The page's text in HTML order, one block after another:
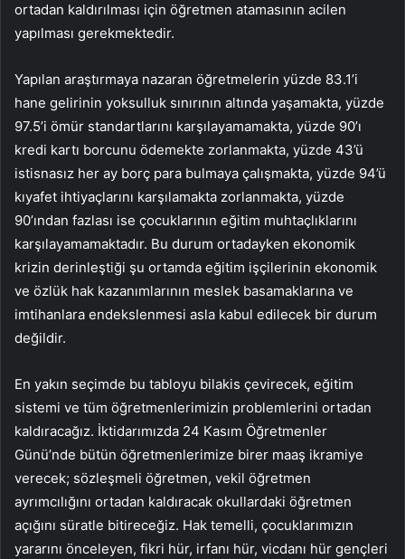
ortadan kaldırılması için öğretmen atamasının acilen
yapılması gerekmektedir.
Yapılan araştırmaya nazaran öğretmelerin yüzde 83.1’i
hane gelirinin yoksulluk sınırının altında yaşamakta, yüzde
97.5’i ömür standartlarını karşılayamamakta, yüzde 90’ı
kredi kartı borcunu ödemekte zorlanmakta, yüzde 43’ü
istisnasız her ay borç para bulmaya çalışmakta, yüzde 94’ü
kıyafet ihtiyaçlarını karşılamakta zorlanmakta, yüzde
90’ından fazlası ise çocuklarının eğitim muhtaçlıklarını
karşılayamamaktadır. Bu durum ortadayken ekonomik
krizin derinleştiği şu ortamda eğitim işçilerinin ekonomik
ve özlük hak kazanımlarının meslek basamaklarına ve
imtihanlara endekslenmesi asla kabul edilecek bir durum
değildir.
En yakın seçimde bu tabloyu bilakis çevirecek, eğitim
sistemi ve tüm öğretmenlerimizin problemlerini ortadan
kaldıracağız. İktidarımızda 24 Kasım Öğretmenler
Günü’nde bütün öğretmenlerimize birer maaş ikramiye
verecek; sözleşmeli öğretmen, vekil öğretmen
ayrımcılığını ortadan kaldıracak okullardaki öğretmen
açığını süratle bitireceğiz. Hak temelli, çocuklarımızın
yararını önceleyen, fikri hür, irfanı hür, vicdanı hür gençleri